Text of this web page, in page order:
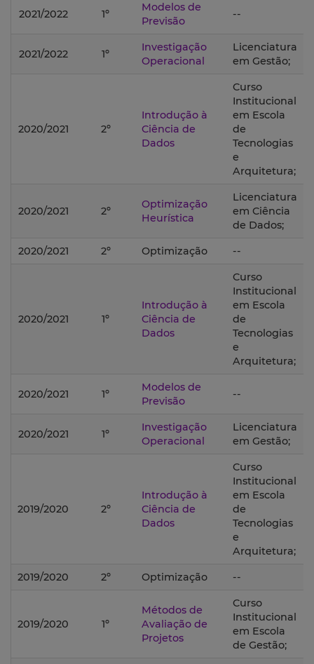
2021/2022 1º
Modelos de
Previsão
--
2021/2022 1º
Investigação
Operacional
Licenciatura
em Gestão;
2020/2021 2º
Introdução à
Ciência de
Dados
Curso
Institucional
em Escola
de
Tecnologias
e
Arquitetura;
2020/2021 2º
Optimização
Heurística
Licenciatura
em Ciência
de Dados;
2020/2021 2º Optimização --
2020/2021 1º
Introdução à
Ciência de
Dados
Curso
Institucional
em Escola
de
Tecnologias
e
Arquitetura;
2020/2021 1º
Modelos de
Previsão
--
2020/2021 1º
Investigação
Operacional
Licenciatura
em Gestão;
2019/2020 2º
Introdução à
Ciência de
Dados
Curso
Institucional
em Escola
de
Tecnologias
e
Arquitetura;
2019/2020 2º Optimização --
2019/2020 1º
Métodos de
Avaliação de
Projetos
Curso
Institucional
em Escola
de Gestão;